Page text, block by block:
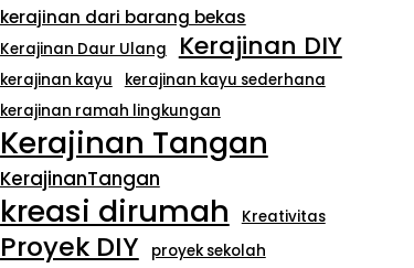
kerajinan dari barang bekas
Kerajinan Daur Ulang Kerajinan DIY
kerajinan kayu
kerajinan kayu sederhana
kerajinan ramah lingkungan
Kerajinan Tangan
KerajinanTangan
kreasi dirumah Kreativitas
Proyek DIY proyek sekolah